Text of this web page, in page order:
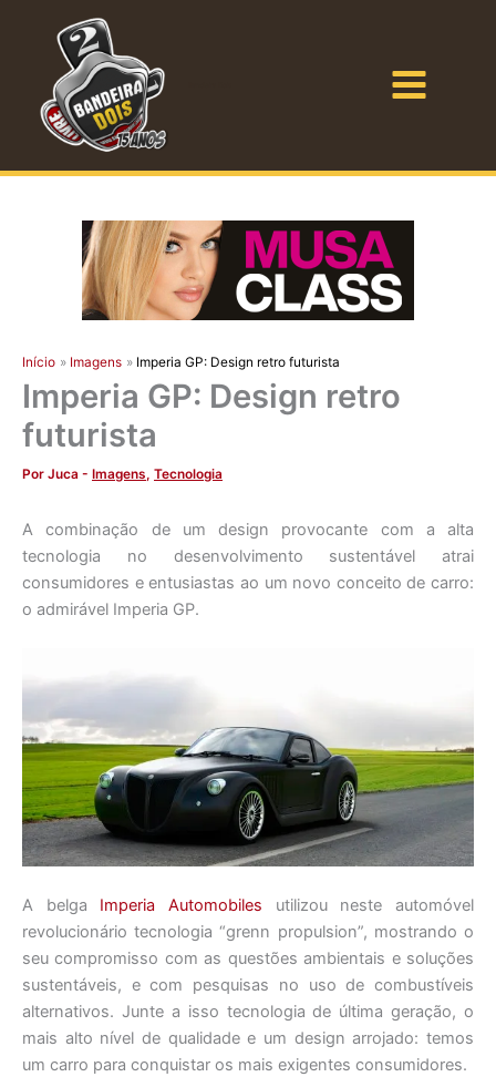
conteúdo
Início Imagens Imperia GP: Design retro futurista
Imperia GP: Design retro
futurista
Por Juca - Imagens, Tecnologia
A combinação de um design provocante com a alta
tecnologia no desenvolvimento sustentável atrai
consumidores e entusiastas ao um novo conceito de carro:
o admirável Imperia GP.
A belga Imperia Automobiles utilizou neste automóvel
revolucionário tecnologia “grenn propulsion”, mostrando o
seu compromisso com as questões ambientais e soluções
sustentáveis, e com pesquisas no uso de combustíveis
alternativos. Junte a isso tecnologia de última geração, o
mais alto nível de qualidade e um design arrojado: temos
um carro para conquistar os mais exigentes consumidores.